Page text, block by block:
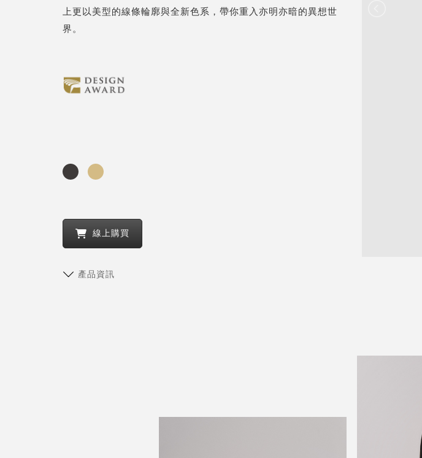
上更以美型的線條輪廓與全新色系，帶你重入亦明亦暗的異想世
界。
線上購買
產品資訊